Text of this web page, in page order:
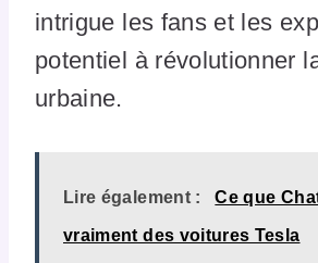
intrigue les fans et les
potentiel à révolutionner
urbaine.
Lire également : Ce que
vraiment des voitures Tesla